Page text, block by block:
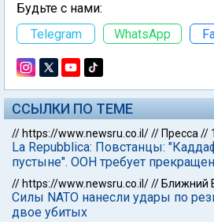
Будьте с нами:
Telegram
WhatsApp
ССЫЛКИ ПО ТЕМЕ
// https://www.newsru.co.il/// Пресса //
La Repubblica: Повстанцы:
пустыне". ООН требует
// https://www.newsru.co.il/// Ближний
Силы NATO нанесли удары по
двое убитых